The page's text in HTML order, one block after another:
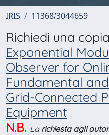
IRIS 11368/3044659
Richiedi una
Exponential
Observer for
Fundamental
Grid-Connected
Equipment
N.B. La richiesta agli